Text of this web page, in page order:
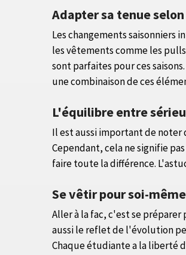
Adapter sa tenue
Les changements saisonniers
les vêtements comme les
sont parfaites pour ces
une combinaison de ces
L'équilibre entre
Il est aussi important de
Cependant, cela ne signifie
faire toute la différence.
Se vêtir pour soi-
Aller à la fac, c'est se
aussi le reflet de l'évolution
Chaque étudiante a la liberté